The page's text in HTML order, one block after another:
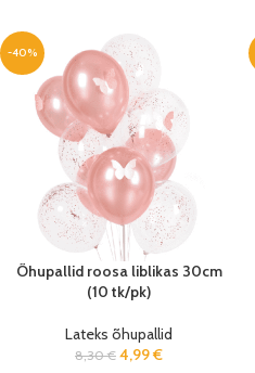
-40%
Õhupallid roosa liblikas 30cm
(10 tk/pk)
Lateks õhupallid
8,30€ 4,99€